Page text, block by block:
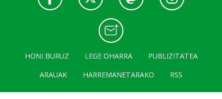
HONI BURUZ LEGE OHARRA
PUBLIZITATEA
ARAUAK
HARREMANETARAKO RSS